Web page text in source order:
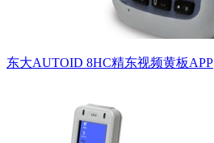
东大AUTOID 8HC精东视频黄板APP